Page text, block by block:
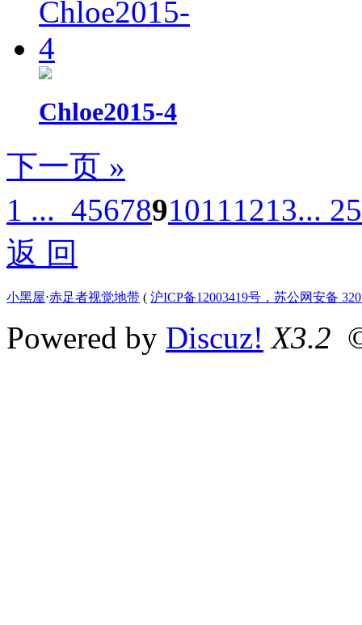
Chloe2015-4
下一页 »
1 ... 45678910111213... 25
返 回
小黑屋⋅赤足者视觉地带 ( 沪ICP备12003419号，苏公网安备
Powered by Discuz! X3.2